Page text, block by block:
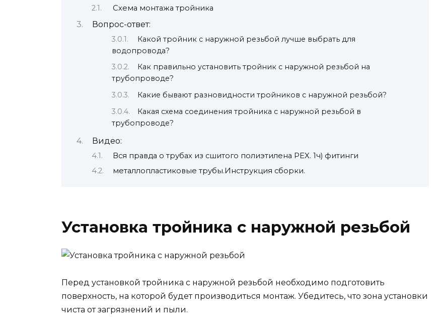
Схема монтажа тройника
Вопрос-ответ:
Какой тройник с наружной резьбой лучше выбрать для
водопровода?
Как правильно установить тройник с наружной резьбой на
трубопроводе?
Какие бывают разновидности тройников с наружной резьбой?
Какая схема соединения тройника с наружной резьбой в
трубопроводе?
Видео:
Вся правда о трубах из сшитого полиэтилена PEX. 1ч) фитинги
металлопластиковые трубы.Инструкция сборки.
Установка тройника с наружной резьбой
Перед установкой тройника с наружной резьбой необходимо подготовить
поверхность, на которой будет производиться монтаж. Убедитесь, что зона установки
чиста от загрязнений и пыли.